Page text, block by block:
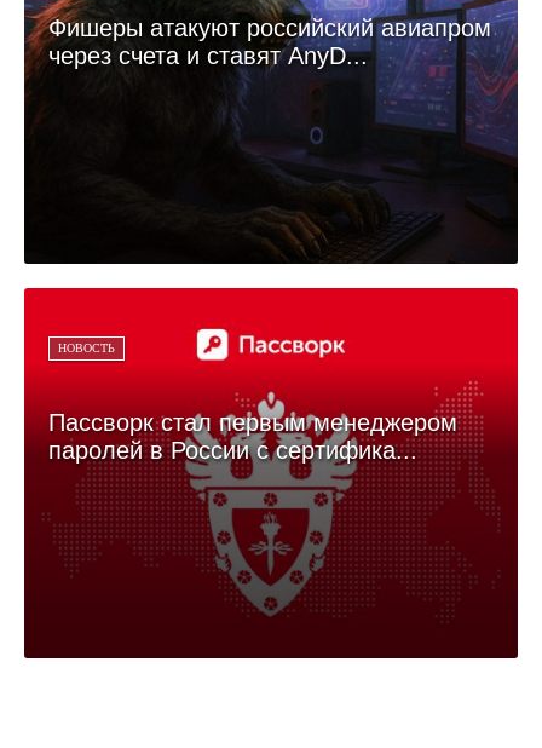
Фишеры атакуют российский авиапром
через счета и ставят AnyD...
НОВОСТЬ
Пассворк стал первым менеджером
паролей в России c сертифика...